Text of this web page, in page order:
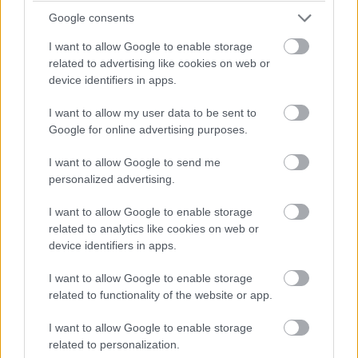
Google consents
I want to allow Google to enable storage
related to advertising like cookies on web or
device identifiers in apps.
I want to allow my user data to be sent to
Google for online advertising purposes.
I want to allow Google to send me
personalized advertising.
I want to allow Google to enable storage
related to analytics like cookies on web or
device identifiers in apps.
I want to allow Google to enable storage
related to functionality of the website or app.
I want to allow Google to enable storage
related to personalization.
harcoló lengyel autót. Nagyon szép versenyt teljesített az
Inter Europol, minden elismerést megérdemelnek.
Amit viszont le lehetne, az Frijns 10 másodperces
WRT emelőjével, így az utolsó kerékcserénél valamennyit
biztosan veszítenek majd.
A Próban Pier Guidi és Garcia között 50 másodperc
van. Ezt egy safety car éppen-éppen lenullázhatja még, de
erőből ezt még annyira se lehet itt ledolgozni, ahogy a 100-at
az amatőrök között.
A különbség nagyjából 1:40, lesz még 20 kör, ez